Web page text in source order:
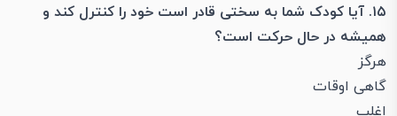
۱۵. آیا کودک شما به سختی قادر است خود را کنترل کند و
همیشه در حال حرکت است؟
هرگز
گاهی اوقات
اغلب